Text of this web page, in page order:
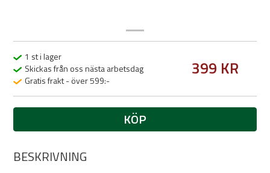
1 st i lager
Skickas från oss nästa arbetsdag
Gratis frakt - över 599:-
399 KR
KÖP
BESKRIVNING